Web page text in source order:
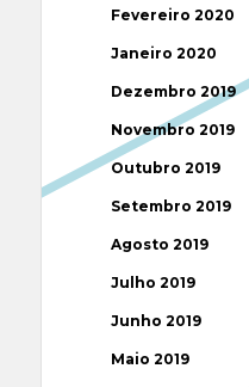
Fevereiro 2020
Janeiro 2020
Dezembro 2019
Novembro 2019
Outubro 2019
Setembro 2019
Agosto 2019
Julho 2019
Junho 2019
Maio 2019